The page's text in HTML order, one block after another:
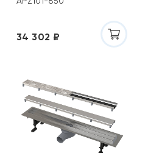
34 302 ₽